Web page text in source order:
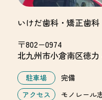
いけだ歯科・矯正歯科
〒802−0974
北九州市小倉南区徳
駐車場
完備
アクセス
モノレール